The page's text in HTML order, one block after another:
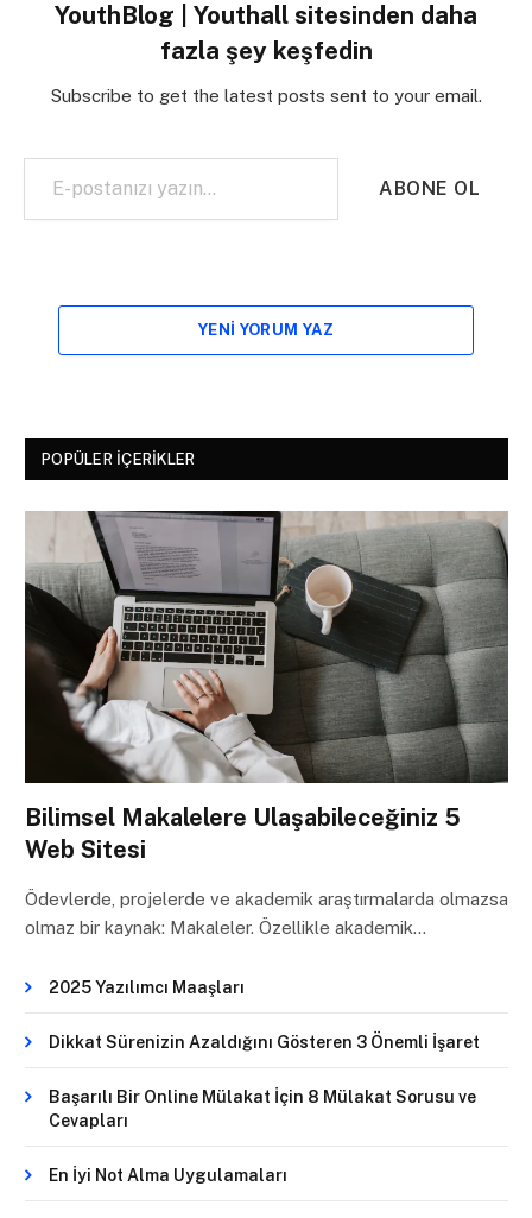
YouthBlog | Youthall sitesinden daha
fazla şey keşfedin
Subscribe to get the latest posts sent to your email.
E-postanızı yazın…
ABONE OL
YENI YORUM YAZ
POPÜLER İÇERIKLER
Bilimsel Makalelere Ulaşabileceğiniz 5
Web Sitesi
Ödevlerde, projelerde ve akademik araştırmalarda olmazsa
olmaz bir kaynak: Makaleler. Özellikle akademik…
2025 Yazılımcı Maaşları
Dikkat Sürenizin Azaldığını Gösteren 3 Önemli İşaret
Başarılı Bir Online Mülakat İçin 8 Mülakat Sorusu ve
Cevapları
En İyi Not Alma Uygulamaları